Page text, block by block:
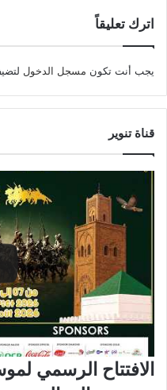
اترك تعليقاً
يجب أنت تكون مسجل الدخول
قناة تنوير
الافتتاح الرسمي